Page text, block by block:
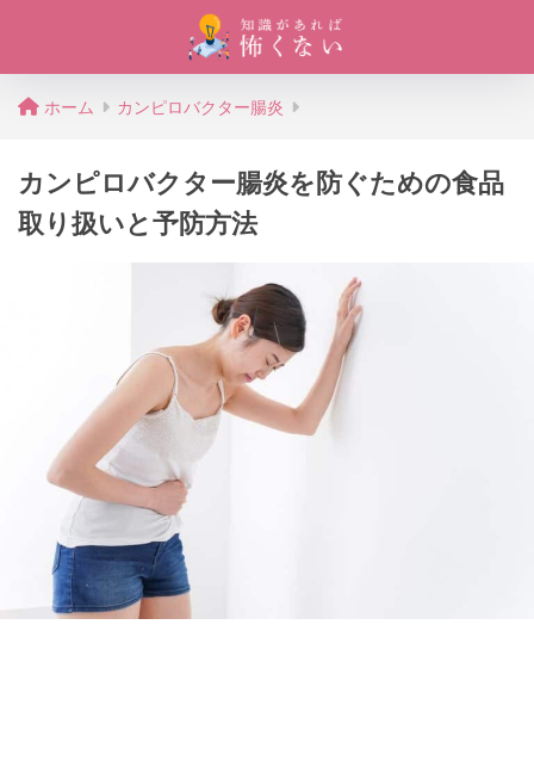
ホーム カンピロバクター腸炎
カンピロバクター腸炎を防ぐための食品
取り扱いと予防方法